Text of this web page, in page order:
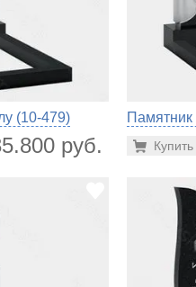
(10-479)
руб.
Памятник
Купить